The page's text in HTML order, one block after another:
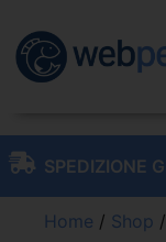
SPEDIZIONE
Home / Shop /